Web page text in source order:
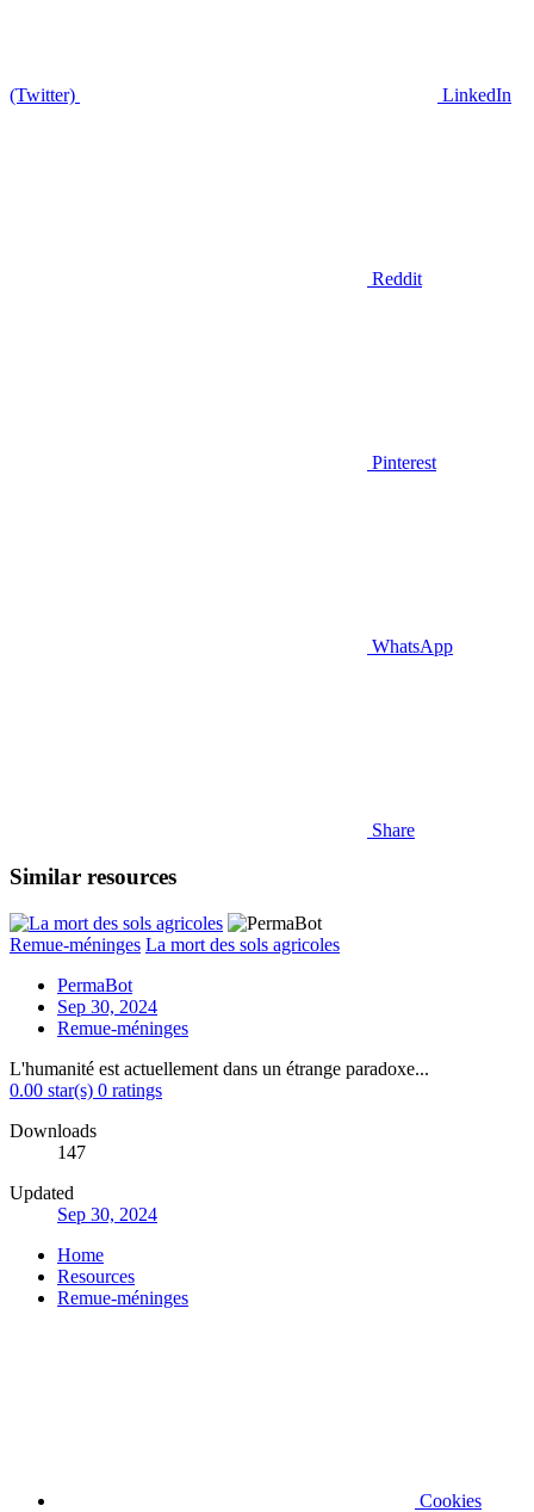
(Twitter) LinkedIn
Reddit
Pinterest
WhatsApp
Share
Similar resources
Remue-méninges La mort des sols agricoles
PermaBot
Sep 30, 2024
Remue-méninges
L'humanité est actuellement dans un étrange paradoxe...
0.00 star(s) 0 ratings
Downloads
147
Updated
Sep 30, 2024
Home
Resources
Remue-méninges
Cookies